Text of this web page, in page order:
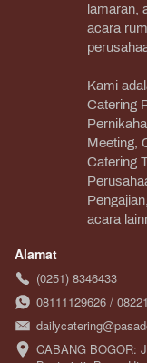
lamaran,
acara
Kami
Catering
Meeting,
Catering
acara
Alamat
(0251) 8346433
08111129626 /
CABANG BOGOR: